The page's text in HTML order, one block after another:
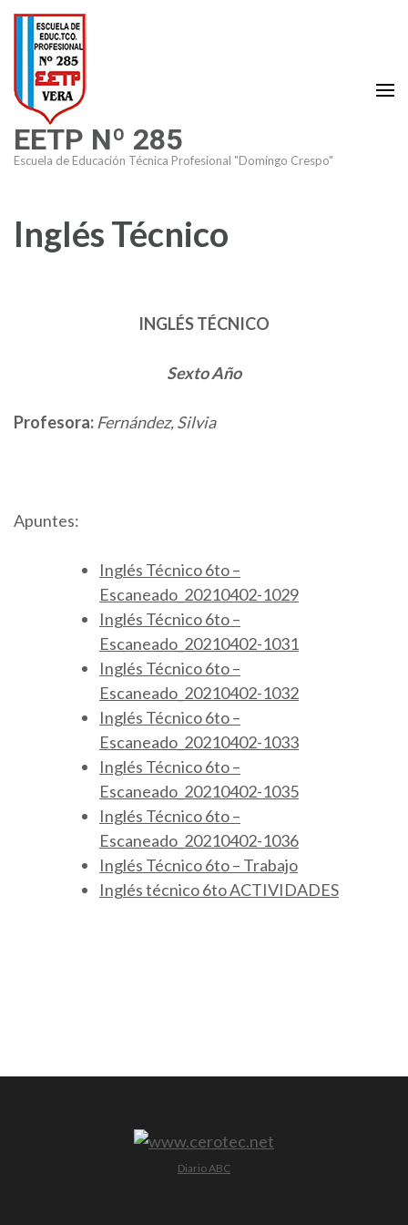
Saltar
contenido
(presiona
tecla
Intro)
EETP Nº 285
Escuela de Educación Técnica Profesional "Domingo Crespo"
Inglés Técnico
INGLÉS TÉCNICO
Sexto Año
Profesora: Fernández, Silvia
Apuntes:
Inglés Técnico 6to –
Escaneado_20210402-1029
Inglés Técnico 6to –
Escaneado_20210402-1031
Inglés Técnico 6to –
Escaneado_20210402-1032
Inglés Técnico 6to –
Escaneado_20210402-1033
Inglés Técnico 6to –
Escaneado_20210402-1035
Inglés Técnico 6to –
Escaneado_20210402-1036
Inglés Técnico 6to – Trabajo
Inglés técnico 6to ACTIVIDADES
Diario ABC